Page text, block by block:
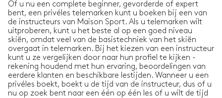
Of u nu een complete beginner, gevorderde of expert
bent, een privéles telemarken kunt u boeken bij een van
de instructeurs van Maison Sport. Als u telemarken wilt
uitproberen, kunt u het beste al op een goed niveau
skiën, omdat veel van de basistechniek van het skiën
overgaat in telemarken. Bij het kiezen van een instructeur
kunt u ze vergelijken door naar hun profiel te kijken -
rekening houdend met hun ervaring, beoordelingen van
eerdere klanten en beschikbare lestijden. Wanneer u een
privéles boekt, boekt u de tijd van de instructeur, dus of u
nu op zoek bent naar een één op één les of u wilt de tijd